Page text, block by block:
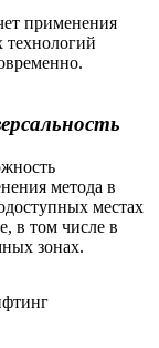
применения
технологий
метода в
местах
в том числе в
зонах.